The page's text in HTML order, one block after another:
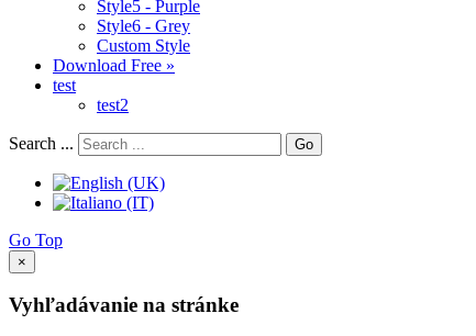
Style5 - Purple
Style6 - Grey
Custom Style
Download Free »
test
test2
Search ... Go
Go Top
×
Vyhľadávanie na stránke